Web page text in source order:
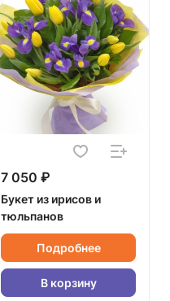
7 050 ₽
Букет из ирисов и
тюльпанов
Подробнее
В корзину